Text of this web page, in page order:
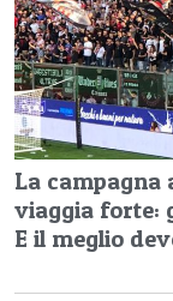
La campagna
viaggia forte:
E il meglio